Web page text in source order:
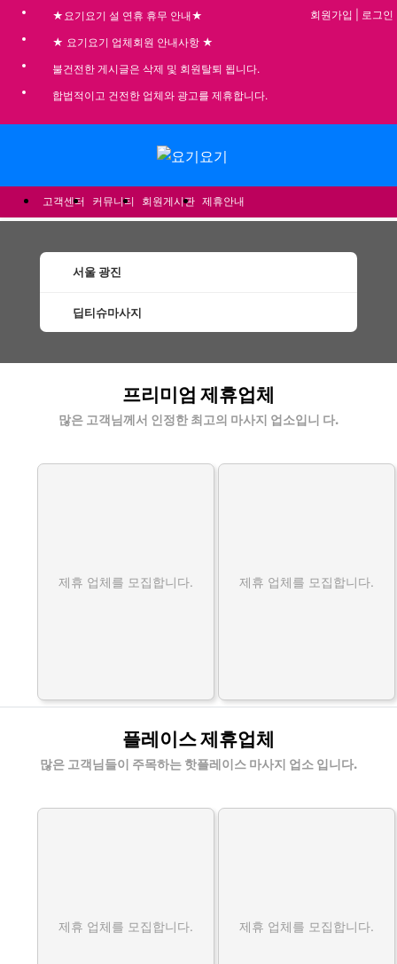
★요기요기 설 연휴 휴무 안내★
★ 요기요기 업체회원 안내사항 ★
불건전한 게시글은 삭제 및 회원탈퇴 됩니다.
합법적이고 건전한 업체와 광고를 제휴합니다.
회원가입 로그인
고객센터 커뮤니티 회원게시판 제휴안내
서울 광진
딥티슈마사지
프리미엄 제휴업체
많은 고객님께서 인정한 최고의 마사지 업소입니 다.
제휴 업체를 모집합니다. 제휴 업체를 모집합니다.
플레이스 제휴업체
많은 고객님들이 주목하는 핫플레이스 마사지 업소 입니다.
제휴 업체를 모집합니다. 제휴 업체를 모집합니다.